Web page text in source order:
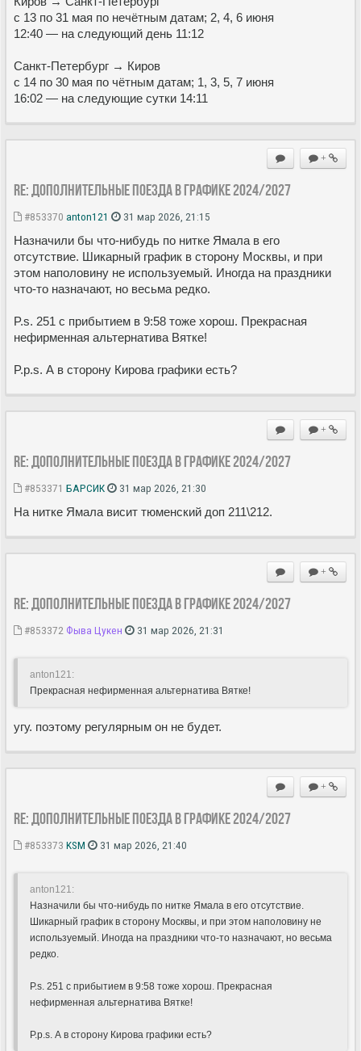
с 13 по 31 мая по нечётным датам; 2, 4, 6 июня
12:40 — на следующий день 11:12
Санкт-Петербург → Киров
с 14 по 30 мая по чётным датам; 1, 3, 5, 7 июня
16:02 — на следующие сутки 14:11
+
Re: Дополнительные поезда в Графике 2024/2027
#853370 anton121 31 мар 2026, 21:15
Назначили бы что-нибудь по нитке Ямала в его
отсутствие. Шикарный график в сторону Москвы, и при
этом наполовину не используемый. Иногда на праздники
что-то назначают, но весьма редко.
P.s. 251 с прибытием в 9:58 тоже хорош. Прекрасная
нефирменная альтернатива Вятке!
P.p.s. А в сторону Кирова графики есть?
+
Re: Дополнительные поезда в Графике 2024/2027
#853371 БАРСИК 31 мар 2026, 21:30
На нитке Ямала висит тюменский доп 211\212.
+
Re: Дополнительные поезда в Графике 2024/2027
#853372 Фыва Цукен 31 мар 2026, 21:31
anton121:
Прекрасная нефирменная альтернатива Вятке!
угу. поэтому регулярным он не будет.
+
Re: Дополнительные поезда в Графике 2024/2027
#853373 KSM 31 мар 2026, 21:40
anton121:
Назначили бы что-нибудь по нитке Ямала в его отсутствие.
Шикарный график в сторону Москвы, и при этом наполовину не
используемый. Иногда на праздники что-то назначают, но весьма
редко.
P.s. 251 с прибытием в 9:58 тоже хорош. Прекрасная
нефирменная альтернатива Вятке!
P.p.s. А в сторону Кирова графики есть?